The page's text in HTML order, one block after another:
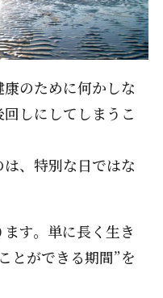
のために何かしな
しにしてしまうこ
、特別な日ではな
ます。単に長く生き
とができる期間”を